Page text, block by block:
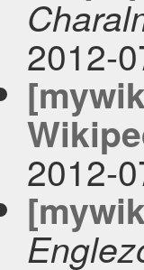
2012-
2012-